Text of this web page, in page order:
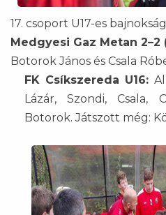
17. csoport U17-es
Medgyesi Gaz Metan 2–2
Botorok János és Csala
FK Csíkszereda U16:
Lázár, Szondi, Csala,
Botorok. Játszott még: